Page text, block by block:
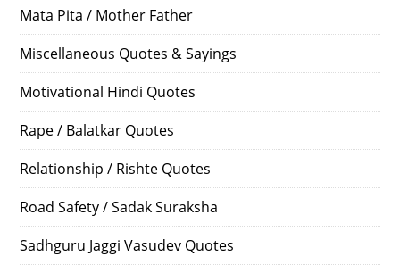
Mata Pita / Mother Father
Miscellaneous Quotes & Sayings
Motivational Hindi Quotes
Rape / Balatkar Quotes
Relationship / Rishte Quotes
Road Safety / Sadak Suraksha
Sadhguru Jaggi Vasudev Quotes